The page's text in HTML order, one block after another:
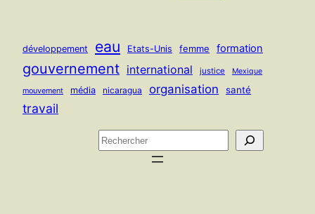
développement eau Etats-Unis femme formation
gouvernement international justice Mexique
mouvement média nicaragua organisation santé
travail
R